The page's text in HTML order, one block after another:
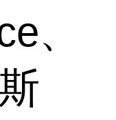
、